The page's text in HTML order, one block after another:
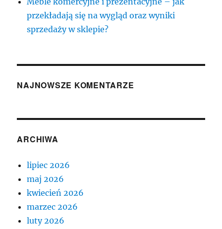
przekładają się na wygląd oraz wyniki
sprzedaży w sklepie?
NAJNOWSZE KOMENTARZE
ARCHIWA
lipiec 2026
maj 2026
kwiecień 2026
marzec 2026
luty 2026